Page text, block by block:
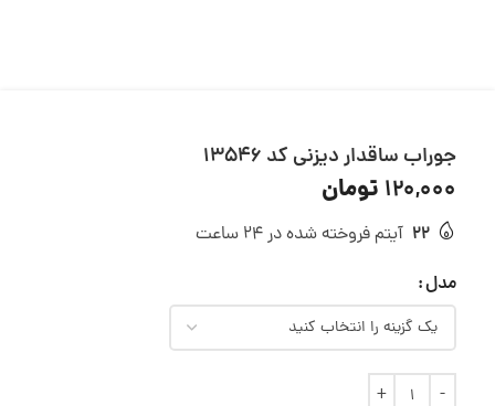
جوراب ساقدار دیزنی کد 13546
120,000 تومان
22 آیتم فروخته شده در 24 ساعت
مدل